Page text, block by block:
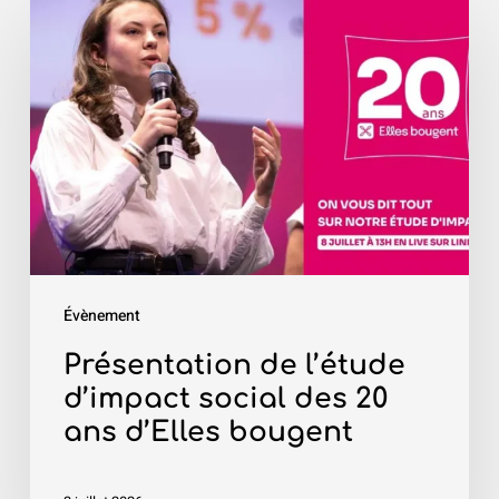
Évènement
l’étude
d’impact
social
des
20
ans
d’Elles
Présentation de l’étude
d’impact social des 20
ans d’Elles bougent